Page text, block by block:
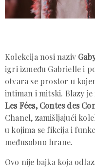
Kolekcija nosi naziv
igri između Gabrielle i
otvara se prostor u
intiman i mitski. Blazy
Les Fées, Contes des
Chanel, zamišljajući
u kojima se fikcija i
međusobno hrane.
Ovo nije bajka koja